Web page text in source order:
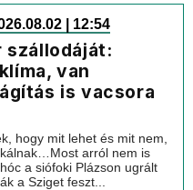
| 12:54
van
is vacsora
hogy mit lehet és mit nem,
arról nem is
a siófoki Plázson ugrált
a Sziget feszt...